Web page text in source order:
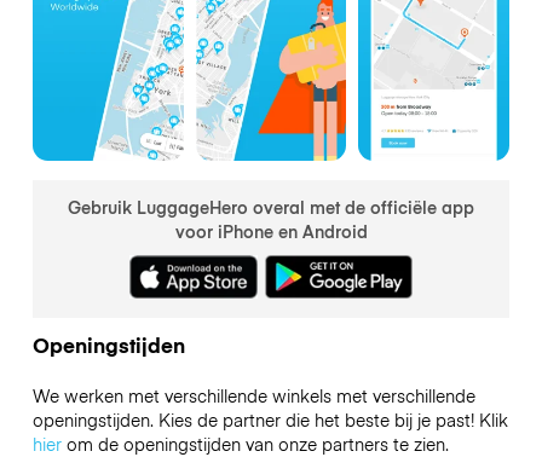
Gebruik LuggageHero overal met de officiële app
voor iPhone en Android
Openingstijden
We werken met verschillende winkels met verschillende
openingstijden. Kies de partner die het beste bij je past! Klik
hierom de openingstijden van onze partners te zien.